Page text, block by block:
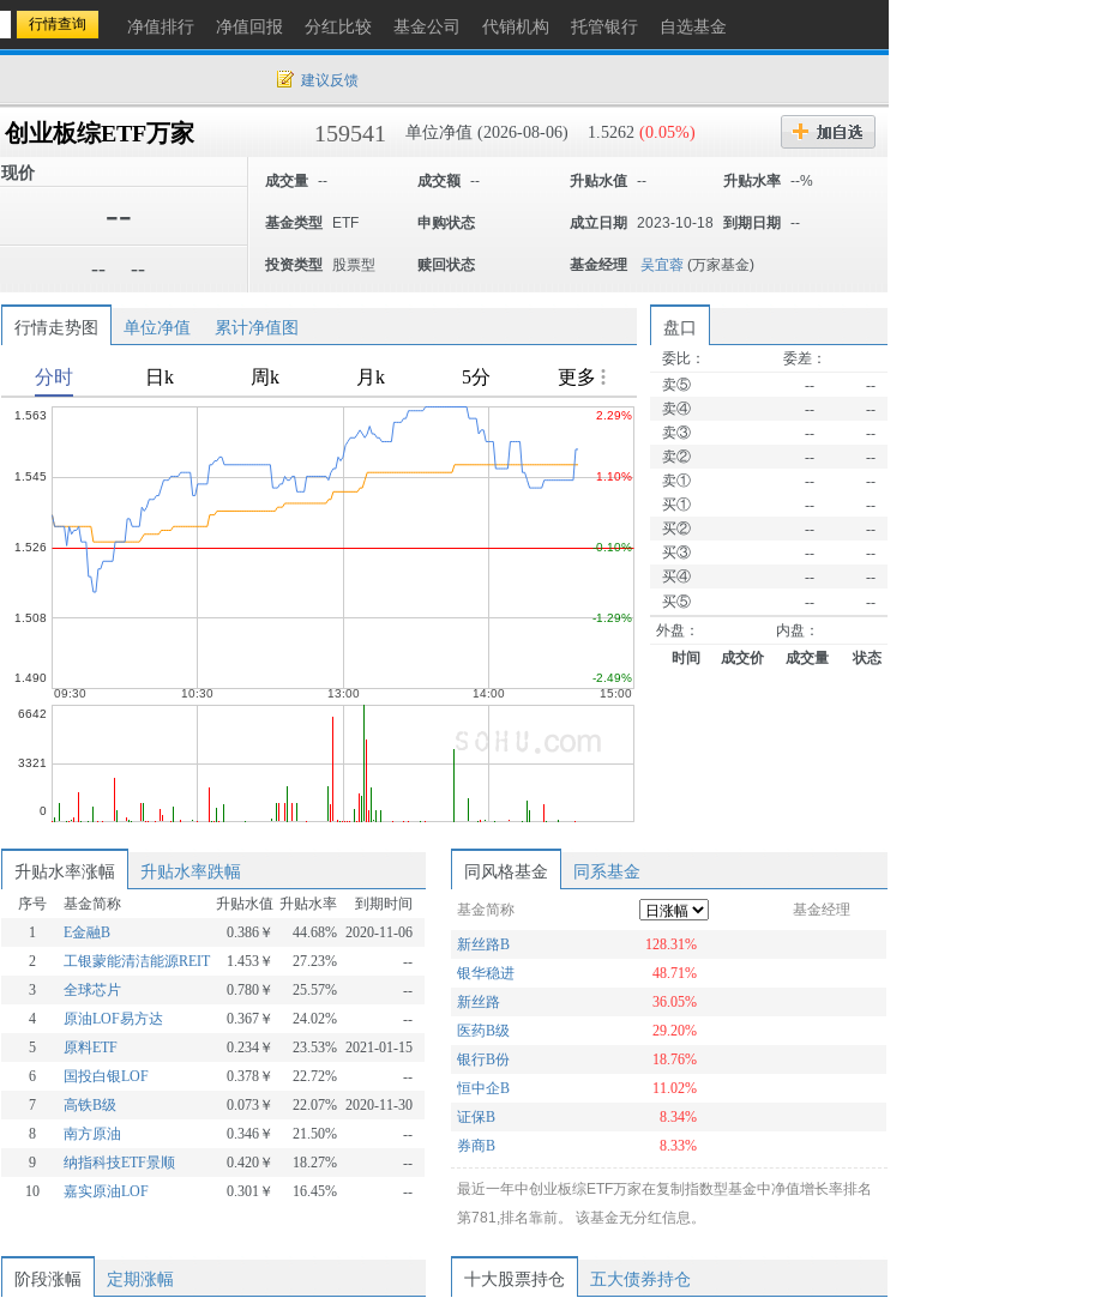
净值排行 净值回报 分红比较 基金公司 代销机构 托管银行 自选基金
建议反馈
创业板综ETF万家 159541 单位净值 (2026-08-06) 1.5262 (0.05%)
现价
--
-- --
成交量 -- 成交额 -- 升贴水值 -- 升贴水率 --%
基金类型 ETF 申购状态 成立日期 2023-10-18 到期日期 --
投资类型 股票型 赎回状态 基金经理 吴宜蓉 (万家基金)
行情走势图 单位净值 累计净值图 盘口
委比：
委差：
卖⑤
--
--
卖④
--
--
卖③
--
--
卖②
--
--
卖①
--
--
买①
--
--
买②
--
--
买③
--
--
买④
--
--
买⑤
--
--
外盘：
内盘：
时间
成交价 成交量 状态
升贴水率涨幅 升贴水率跌幅
序号 基金简称 升贴水值 升贴水率
到期时间
1
E金融B 0.386￥ 44.68% 2020-11-06
2
工银蒙能清洁能源REIT 1.453￥ 27.23%
--
3
全球芯片 0.780￥ 25.57%
--
4
原油LOF易方达 0.367￥ 24.02%
--
5
原料ETF 0.234￥ 23.53% 2021-01-15
6
国投白银LOF 0.378￥ 22.72%
--
7
高铁B级 0.073￥ 22.07% 2020-11-30
8
南方原油 0.346￥ 21.50%
--
9
纳指科技ETF景顺 0.420￥ 18.27%
--
10
嘉实原油LOF 0.301￥ 16.45% --
阶段涨幅 定期涨幅
同风格基金 同系基金
基金简称 基金经理
新丝路B
128.31%
银华稳进
48.71%
新丝路
36.05%
医药B级
29.20%
银行B份
18.76%
恒中企B
11.02%
证保B
8.34%
券商B
8.33%
最近一年中创业板综ETF万家在复制指数型基金中净值增长率排名
第781,排名靠前。 该基金无分红信息。
十大股票持仓 五大债券持仓